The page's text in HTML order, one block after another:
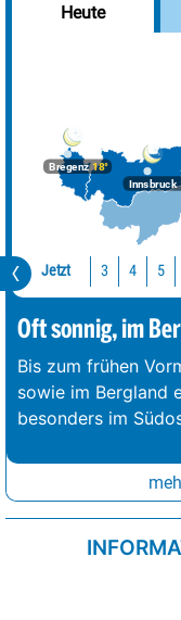
Heute
Bregenz18°
Innsbruck
Jetzt 3 4 5
Oft sonnig, im
Bis zum frühen
sowie im Bergland
besonders im